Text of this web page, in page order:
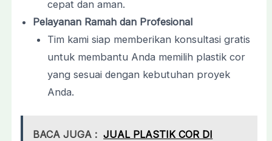
cepat dan aman.
Pelayanan Ramah dan Profesional
Tim kami siap memberikan konsultasi gratis
untuk membantu Anda memilih plastik cor
yang sesuai dengan kebutuhan proyek
Anda.
BACA JUGA : JUAL PLASTIK COR DI